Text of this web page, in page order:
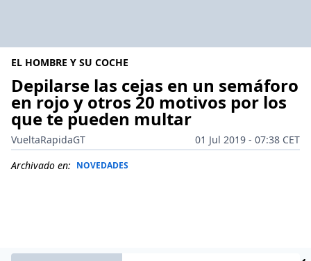
EL HOMBRE Y SU COCHE
Depilarse las cejas en un semáforo
en rojo y otros 20 motivos por los
que te pueden multar
VueltaRapidaGT
01 Jul 2019 - 07:38 CET
Archivado en: NOVEDADES